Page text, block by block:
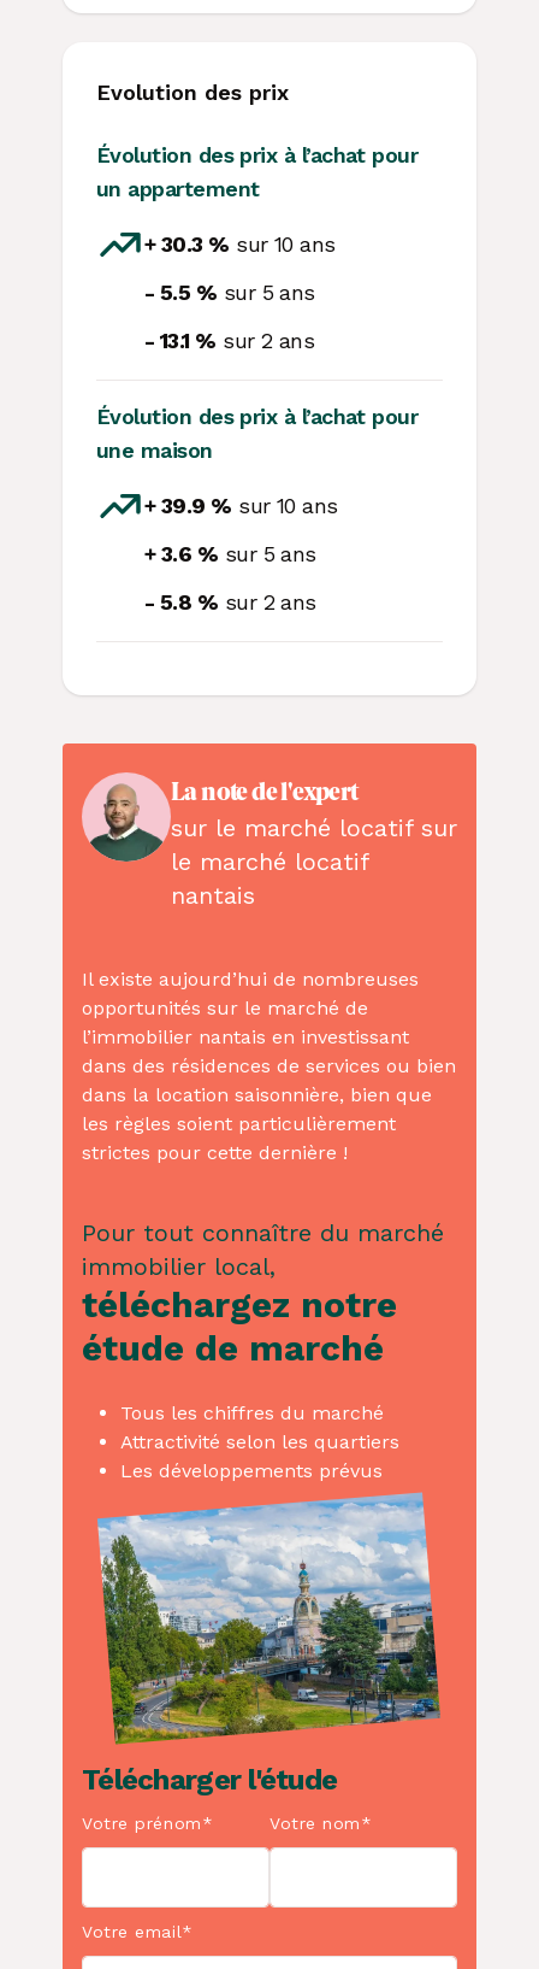
Evolution des prix
Évolution des prix à l’achat pour
un appartement
+ 30.3 % sur 10 ans
- 5.5 % sur 5 ans
- 13.1 % sur 2 ans
Évolution des prix à l’achat pour
une maison
+ 39.9 % sur 10 ans
+ 3.6 % sur 5 ans
- 5.8 % sur 2 ans
La note de l'expert
sur le marché locatif sur
le marché locatif
nantais
Il existe aujourd’hui de nombreuses
opportunités sur le marché de
l’immobilier nantais en investissant
dans des résidences de services ou bien
dans la location saisonnière, bien que
les règles soient particulièrement
strictes pour cette dernière !
Pour tout connaître du marché
immobilier local,
téléchargez notre
étude de marché
Tous les chiffres du marché
Attractivité selon les quartiers
Les développements prévus
Télécharger l'étude
Votre prénom* Votre nom*
Votre email*